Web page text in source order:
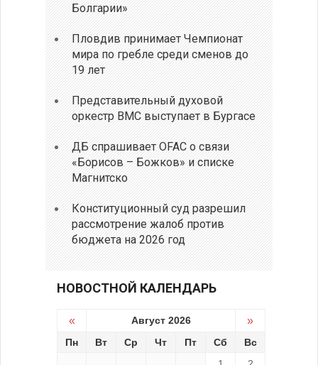
Болгарии»
Пловдив принимает Чемпионат
мира по гребле среди сменов до
19 лет
Представительный духовой
оркестр ВМС выступает в Бургасе
ДБ спрашивает OFAC о связи
«Борисов – Божков» и списке
Магнитско
Конституционный суд разрешил
рассмотрение жалоб против
бюджета на 2026 год
НОВОСТНОЙ КАЛЕНДАРЬ
« Август 2026 »
Пн Вт Ср Чт Пт Сб
Вс